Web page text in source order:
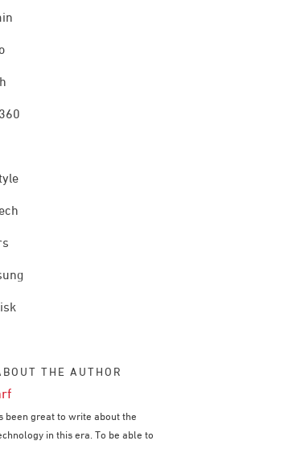
THE AUTHOR
been great to write about the
in this era. To be able to